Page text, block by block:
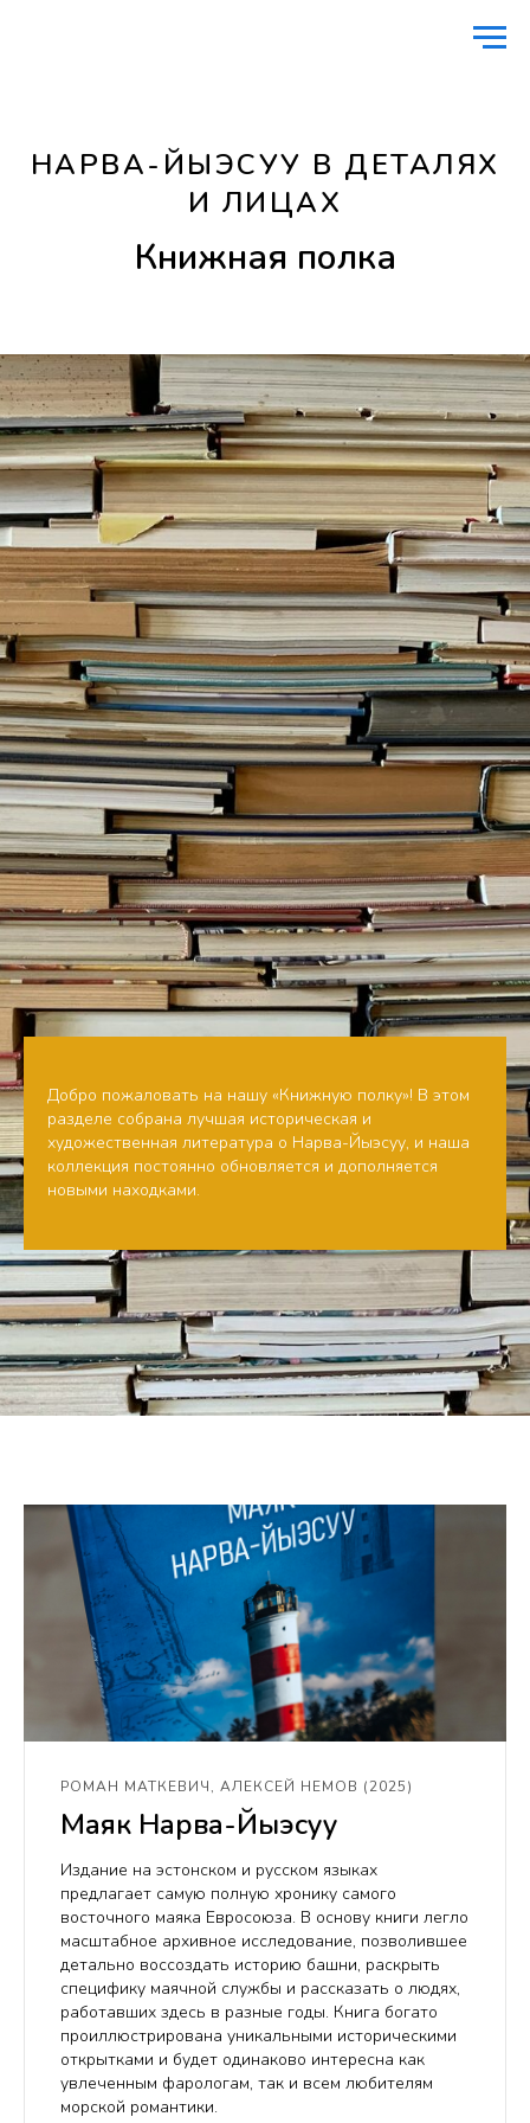
НАРВА-ЙЫЭСУУ В ДЕТАЛЯХ
И ЛИЦАХ
Книжная полка
Добро пожаловать на нашу «Книжную полку»! В этом
разделе собрана лучшая историческая и
художественная литература о Нарва-Йыэсуу, и наша
коллекция постоянно обновляется и дополняется
новыми находками.
РОМАН МАТКЕВИЧ, АЛЕКСЕЙ НЕМОВ (2025)
Маяк Нарва-Йыэсуу
Издание на эстонском и русском языках
предлагает самую полную хронику самого
восточного маяка Евросоюза. В основу книги легло
масштабное архивное исследование, позволившее
детально воссоздать историю башни, раскрыть
специфику маячной службы и рассказать о людях,
работавших здесь в разные годы. Книга богато
проиллюстрирована уникальными историческими
открытками и будет одинаково интересна как
увлеченным фарологам, так и всем любителям
морской романтики.